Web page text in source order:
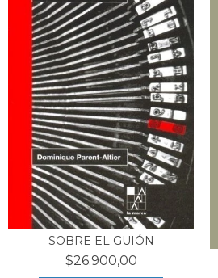
SOBRE EL GUIÓN
$26.900,00